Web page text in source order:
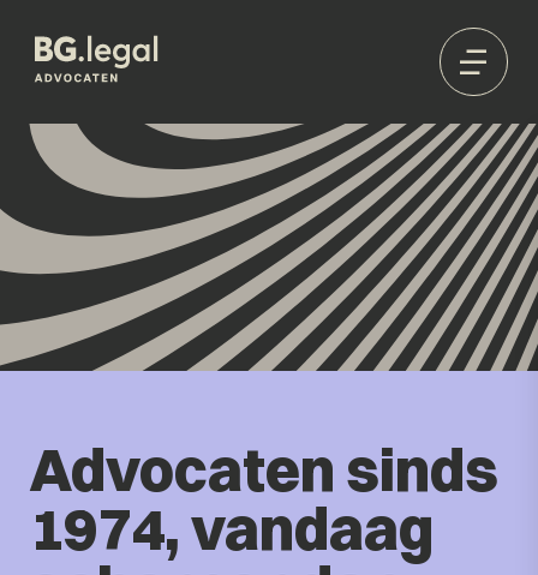
Advocaten sinds
1974, vandaag